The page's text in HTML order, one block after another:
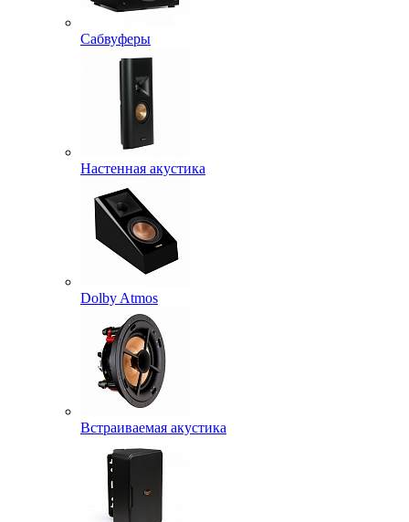
Сабвуферы
Настенная акустика
Dolby Atmos
Встраиваемая акустика